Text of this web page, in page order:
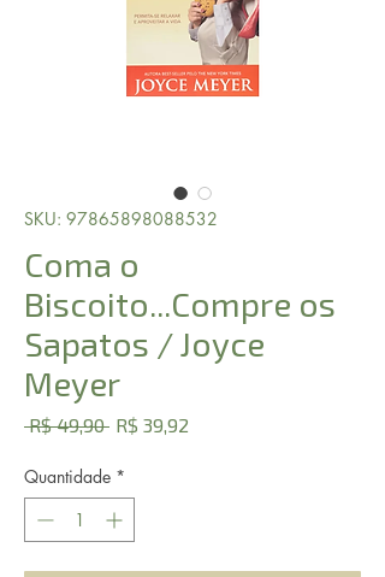
SKU: 97865898088532
Coma o
Biscoito...Compre os
Sapatos / Joyce
Meyer
R$ 49,90 Preço
R$ 39,92
Quantidade *